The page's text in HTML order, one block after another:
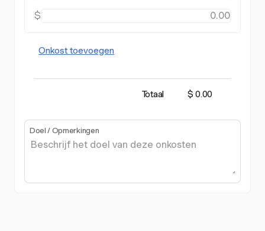
$
Onkost toevoegen
Totaal $ 0.00
Doel / Opmerkingen